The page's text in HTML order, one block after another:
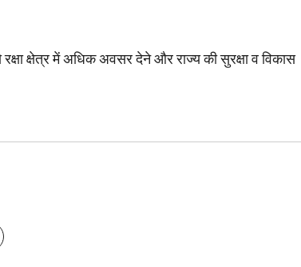
क्षेत्र में अधिक अवसर देने और राज्य की सुरक्षा व विकास